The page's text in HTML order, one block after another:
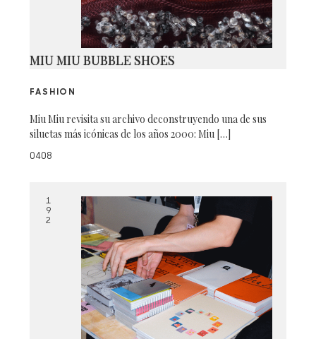
MIU MIU BUBBLE SHOES
FASHION
Miu Miu revisita su archivo deconstruyendo una de sus
siluetas más icónicas de los años 2000: Miu […]
0408
1
9
2